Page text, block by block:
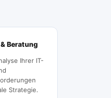
Beratung
Ihrer IT-
Strategie.